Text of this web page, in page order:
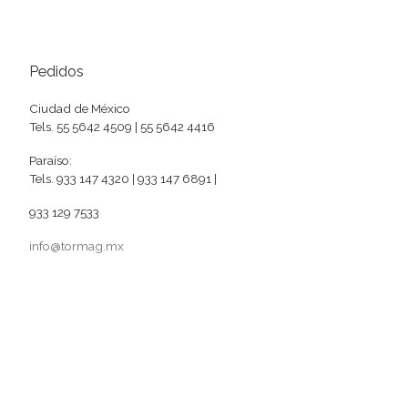
Pedidos
Ciudad de México
Tels. 55 5642 4509 | 55 5642 4416
Paraíso:
Tels. 933 147 4320 | 933 147 6891 |
933 129 7533
info@tormag.mx